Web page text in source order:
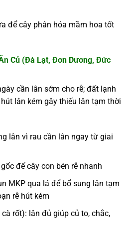
để cây phân hóa mầm hoa tốt
Củ (Đà Lạt, Đơn Dương, Đức
cần lân sớm cho rễ; đất lạnh
lân kém gây thiếu lân tạm thời
lân vì rau cần lân ngay từ giai
để cây con bén rễ nhanh
MKP qua lá để bổ sung lân tạm
rễ hút kém
rốt): lân đủ giúp củ to, chắc,